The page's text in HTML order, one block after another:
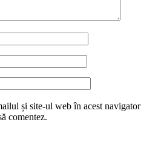
și site-ul web în acest navigator
comentez.